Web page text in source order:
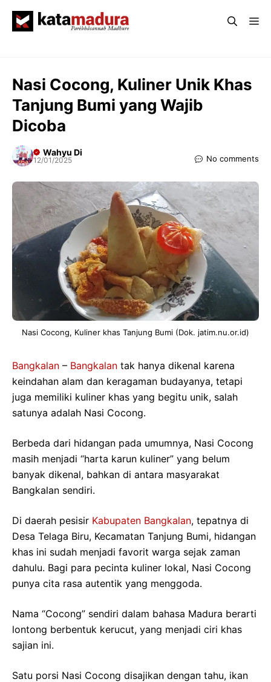
Nasi Cocong, Kuliner Unik Khas
Tanjung Bumi yang Wajib
Dicoba
Wahyu Di
12/01/2025 No comments
Nasi Cocong, Kuliner khas Tanjung Bumi (Dok. jatim.nu.or.id)
Bangkalan – Bangkalan tak hanya dikenal karena
keindahan alam dan keragaman budayanya, tetapi
juga memiliki kuliner khas yang begitu unik, salah
satunya adalah Nasi Cocong.
Berbeda dari hidangan pada umumnya, Nasi Cocong
masih menjadi “harta karun kuliner” yang belum
banyak dikenal, bahkan di antara masyarakat
Bangkalan sendiri.
Di daerah pesisir Kabupaten Bangkalan, tepatnya di
Desa Telaga Biru, Kecamatan Tanjung Bumi, hidangan
khas ini sudah menjadi favorit warga sejak zaman
dahulu. Bagi para pecinta kuliner lokal, Nasi Cocong
punya cita rasa autentik yang menggoda.
Nama “Cocong” sendiri dalam bahasa Madura berarti
lontong berbentuk kerucut, yang menjadi ciri khas
sajian ini.
Satu porsi Nasi Cocong disajikan dengan tahu, ikan